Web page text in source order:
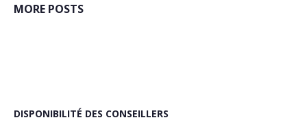
MORE POSTS
DISPONIBILITÉ DES CONSEILLERS